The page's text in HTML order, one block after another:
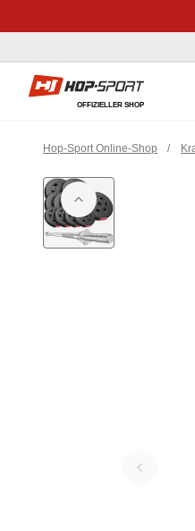
Hop-sport.at
OFFIZIELLER SHOP
Hop-Sport Online-Shop /